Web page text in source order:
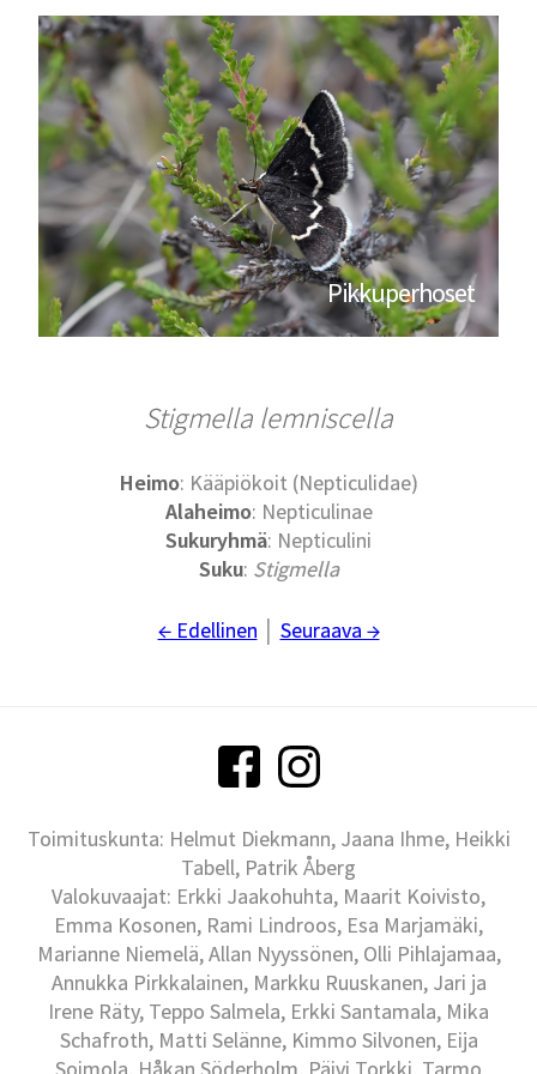
Pikkuperhoset
Stigmella lemniscella
Heimo: Kääpiökoit (Nepticulidae)
Alaheimo: Nepticulinae
Sukuryhmä: Nepticulini
Suku: Stigmella
← Edellinen Seuraava →
Toimituskunta: Helmut Diekmann, Jaana Ihme, Heikki
Tabell, Patrik Åberg
Valokuvaajat: Erkki Jaakohuhta, Maarit Koivisto,
Emma Kosonen, Rami Lindroos, Esa Marjamäki,
Marianne Niemelä, Allan Nyyssönen, Olli Pihlajamaa,
Annukka Pirkkalainen, Markku Ruuskanen, Jari ja
Irene Räty, Teppo Salmela, Erkki Santamala, Mika
Schafroth, Matti Selänne, Kimmo Silvonen, Eija